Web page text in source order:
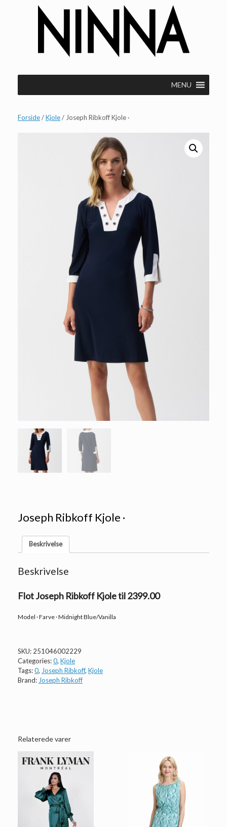
MENU
Forside/Kjole/ Joseph Ribkoff Kjole ·
Joseph Ribkoff Kjole ·
Beskrivelse
Beskrivelse
Flot Joseph Ribkoff Kjole til 2399.00
Model · Farve · Midnight Blue/Vanilla
SKU: 251046002229
Categories:0, Kjole
Tags:0, Joseph Ribkoff, Kjole
Brand: Joseph Ribkoff
Relaterede varer